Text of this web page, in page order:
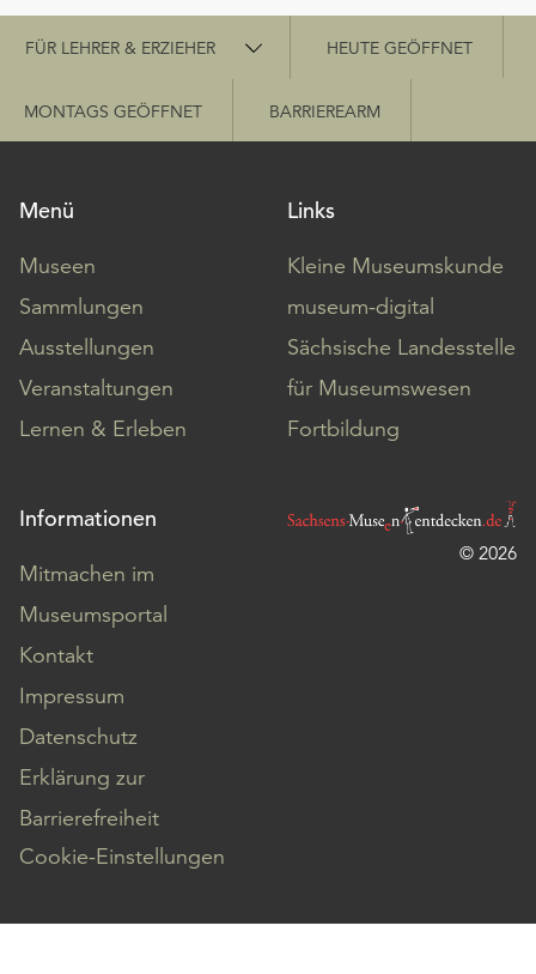
Schnellzugriff
FÜR LEHRER & ERZIEHER HEUTE GEÖFFNET
MONTAGS GEÖFFNET BARRIEREARM
Menü
Museen
Sammlungen
Ausstellungen
Veranstaltungen
Lernen & Erleben
Links
Kleine Museumskunde
museum-digital
Sächsische Landesstelle
für Museumswesen
Fortbildung
Informationen
Mitmachen im
Museumsportal
Kontakt
Impressum
Datenschutz
Erklärung zur
Barrierefreiheit
Cookie-Einstellungen
© 2026